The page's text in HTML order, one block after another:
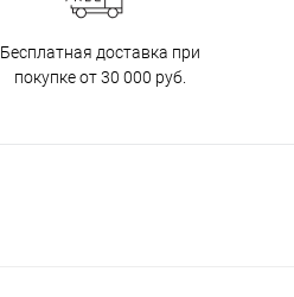
Бесплатная доставка при
покупке от 30 000 руб.